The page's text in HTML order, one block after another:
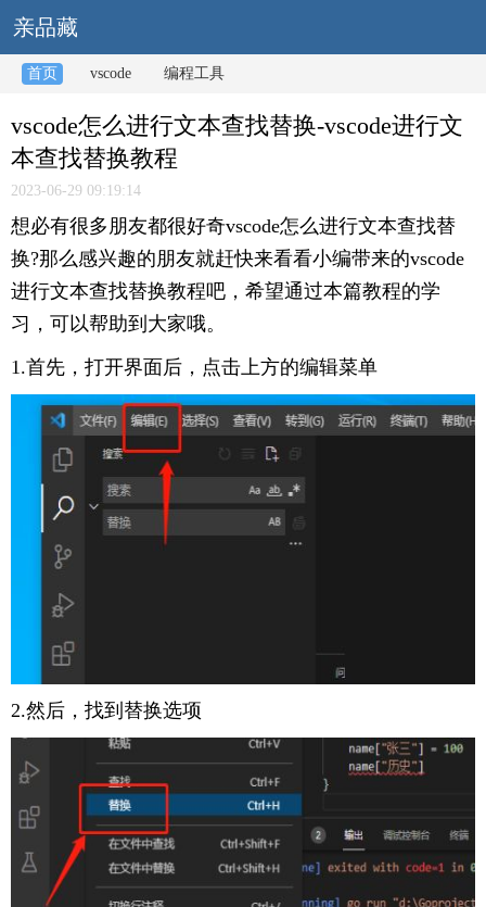
亲品藏
首页 vscode 编程工具
vscode怎么进行文本查找替换-vscode进行文
本查找替换教程
2023-06-29 09:19:14
想必有很多朋友都很好奇vscode怎么进行文本查找替
换?那么感兴趣的朋友就赶快来看看小编带来的vscode
进行文本查找替换教程吧，希望通过本篇教程的学
习，可以帮助到大家哦。
1.首先，打开界面后，点击上方的编辑菜单
2.然后，找到替换选项